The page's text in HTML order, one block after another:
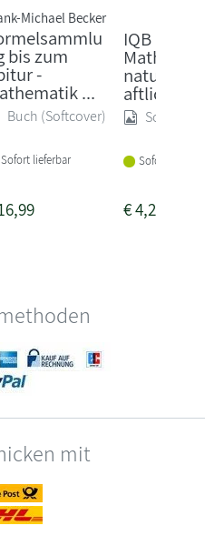
Michael Becker
bis zum
-
...
Buch (Softcover)
Sofort lieferbar
IQB
aftliche
Sonstige
Sofort
€4,25
mit